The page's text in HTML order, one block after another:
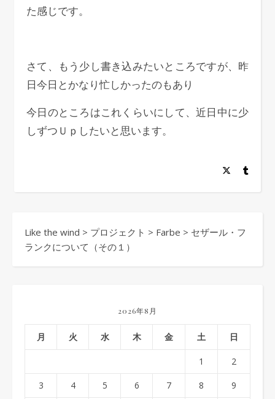
た感じです。
さて、もう少し書き込みたいところですが、昨
日今日とかなり忙しかったのもあり
今日のところはこれくらいにして、近日中に少
しずつＵｐしたいと思います。
Like the wind > プロジェクト > Farbe > セザール・フ
ランクについて（その１）
2026年8月
月 火 水 木 金 土 日
1 2
3 4 5 6 7 8 9